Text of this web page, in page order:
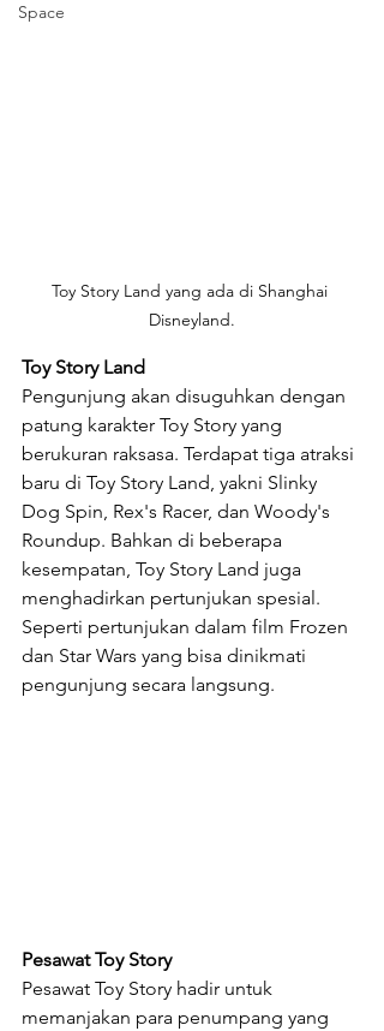
Space
Toy Story Land yang ada di Shanghai
Disneyland.
Toy Story Land
Pengunjung akan disuguhkan dengan
patung karakter Toy Story yang
berukuran raksasa. Terdapat tiga atraksi
baru di Toy Story Land, yakni Slinky
Dog Spin, Rex's Racer, dan Woody's
Roundup. Bahkan di beberapa
kesempatan, Toy Story Land juga
menghadirkan pertunjukan spesial.
Seperti pertunjukan dalam film Frozen
dan Star Wars yang bisa dinikmati
pengunjung secara langsung.
Pesawat Toy Story
Pesawat Toy Story hadir untuk
memanjakan para penumpang yang